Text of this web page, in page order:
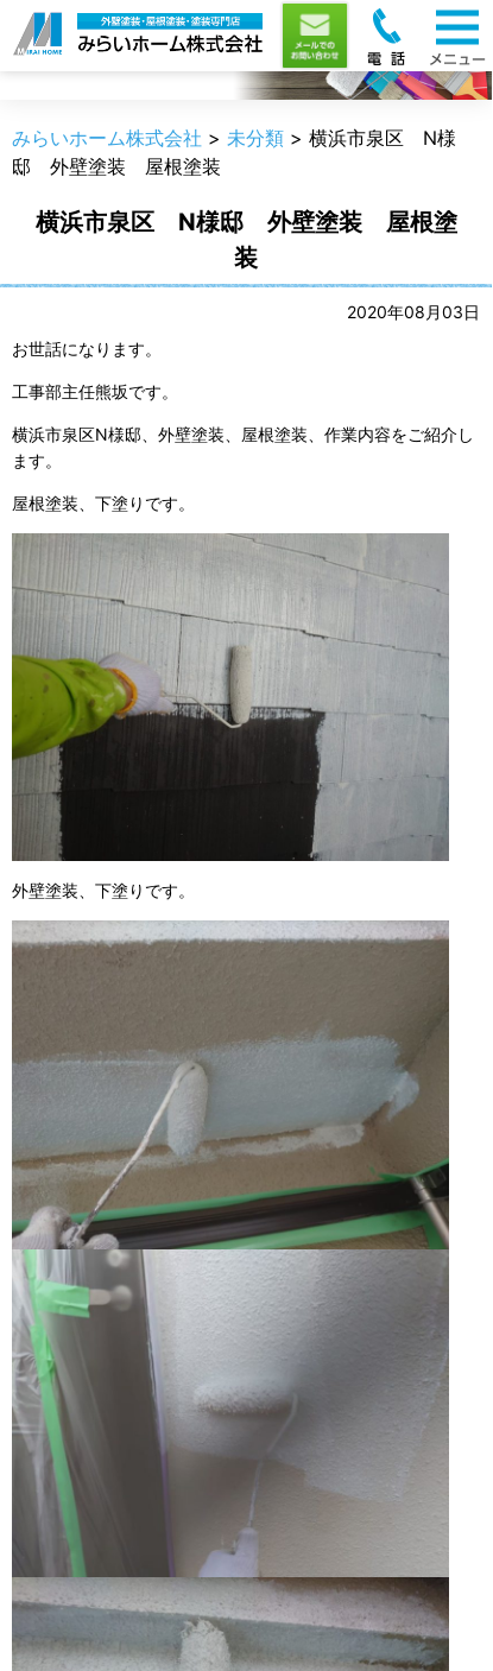
職人のうんちく
みらいホーム株式会社 > 未分類 > 横浜市泉区 N様
邸 外壁塗装 屋根塗装
横浜市泉区 N様邸 外壁塗装 屋根塗
装
2020年08月03日
お世話になります。
工事部主任熊坂です。
横浜市泉区N様邸、外壁塗装、屋根塗装、作業内容をご紹介し
ます。
屋根塗装、下塗りです。
外壁塗装、下塗りです。